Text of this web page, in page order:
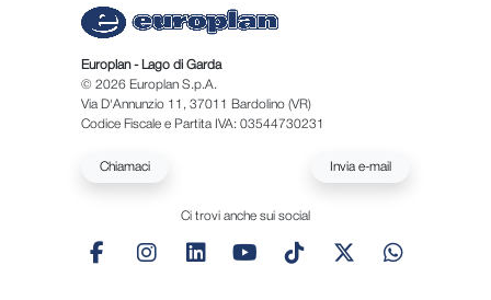
Europlan - Lago di Garda
© 2026 Europlan S.p.A.
Via D'Annunzio 11, 37011 Bardolino (VR)
Codice Fiscale e Partita IVA: 03544730231
Chiamaci Invia e-mail
Ci trovi anche sui social